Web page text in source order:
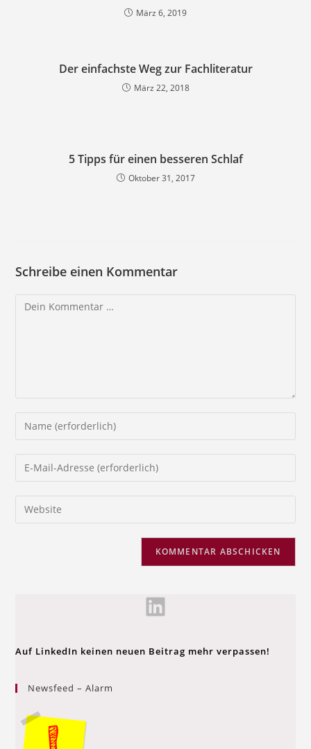
März 6, 2019
Der einfachste Weg zur Fachliteratur
März 22, 2018
5 Tipps für einen besseren Schlaf
Oktober 31, 2017
Schreibe einen Kommentar
Auf LinkedIn keinen neuen Beitrag mehr verpassen!
Newsfeed – Alarm